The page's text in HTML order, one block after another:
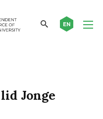
EN
Jonge